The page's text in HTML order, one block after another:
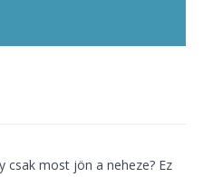
csak most jön a neheze? Ez